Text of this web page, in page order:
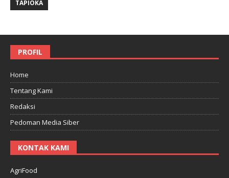
TAPIOKA
PROFIL
Home
Tentang Kami
Redaksi
Pedoman Media Siber
KONTAK KAMI
AgriFood